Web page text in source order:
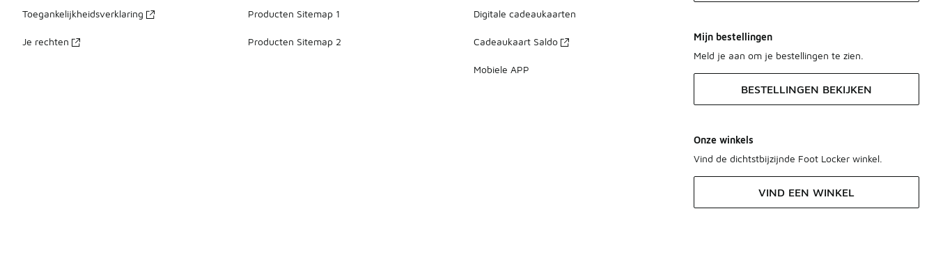
Toegankelijkheidsverklaring
Je rechten
Producten Sitemap 1
Producten Sitemap 2
Digitale cadeaukaarten
Cadeaukaart Saldo
Mobiele APP
Mijn bestellingen
Meld je aan om je bestellingen te zien.
BESTELLINGEN BEKIJKEN
Onze winkels
Vind de dichtstbijzijnde Foot Locker winkel.
VIND EEN WINKEL